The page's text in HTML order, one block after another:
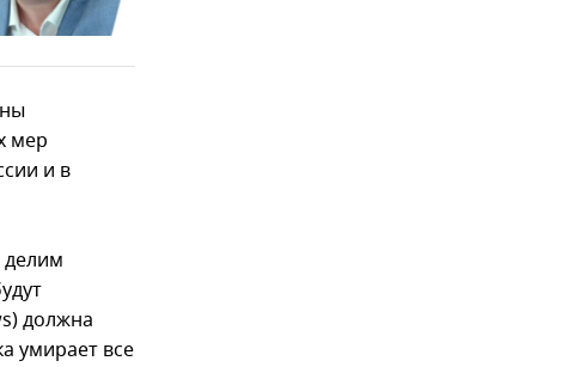
мер
и в
должна
умирает все